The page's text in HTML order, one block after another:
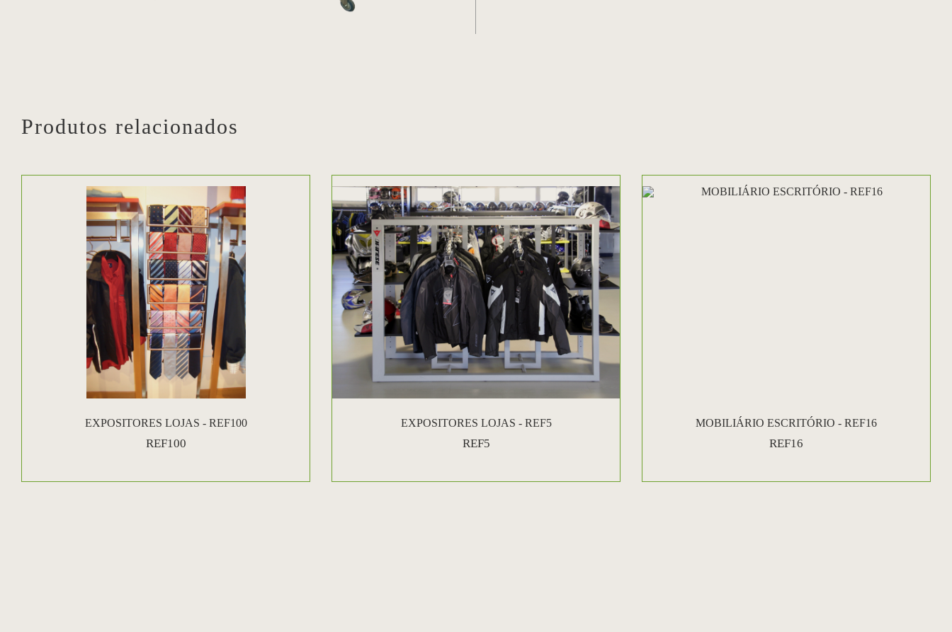
Produtos relacionados
EXPOSITORES LOJAS - REF100
REF100
EXPOSITORES LOJAS - REF5
REF5
MOBILIÁRIO ESCRITÓRIO - REF16
REF16